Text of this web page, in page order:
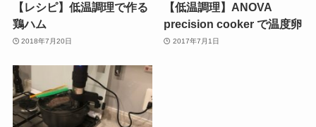
【レシピ】低温調理で作る
鶏ハム
2018年7月20日
【低温調理】ANOVA
precision cooker で温度卵
2017年7月1日